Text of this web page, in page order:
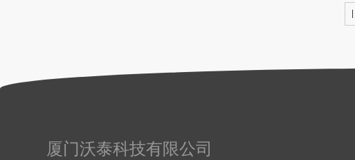
厦门沃泰科技有限公司